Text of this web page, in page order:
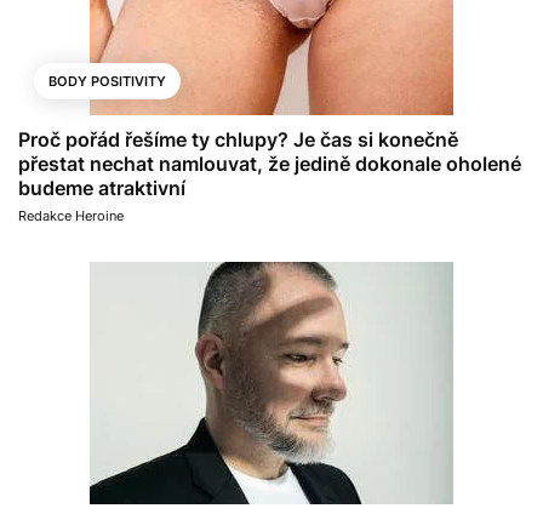
BODY POSITIVITY
Proč pořád řešíme ty chlupy? Je čas si konečně
přestat nechat namlouvat, že jedině dokonale oholené
budeme atraktivní
Redakce Heroine